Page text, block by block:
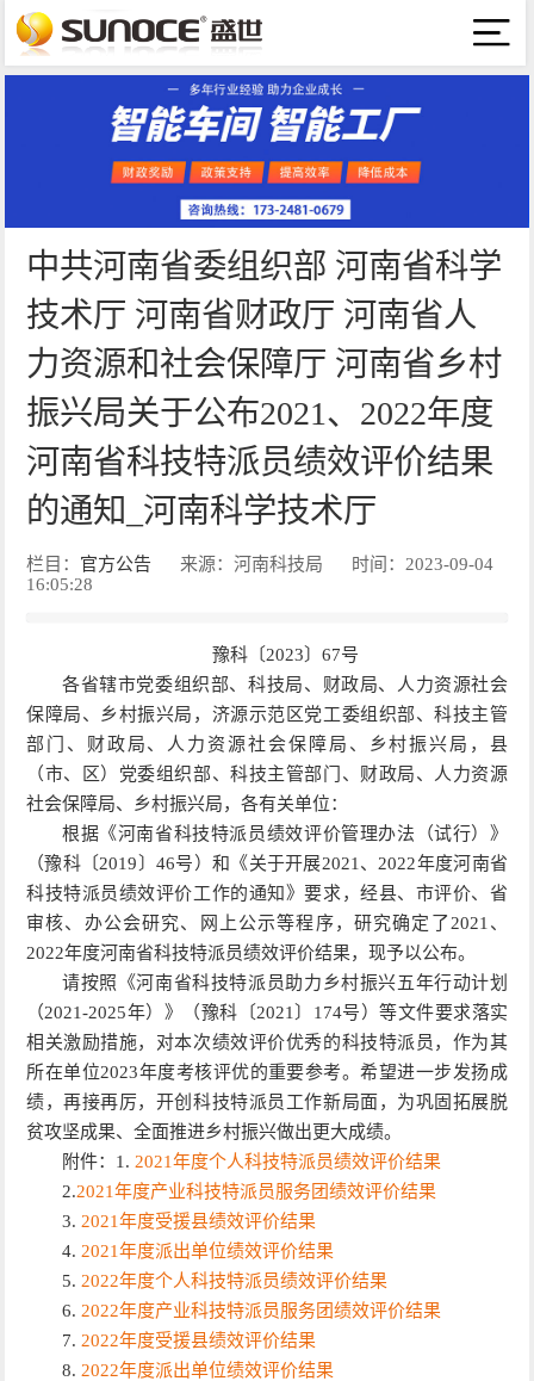
中共河南省委组织部 河南省科学
技术厅 河南省财政厅 河南省人
力资源和社会保障厅 河南省乡村
振兴局关于公布2021、2022年度
河南省科技特派员绩效评价结果
的通知_河南科学技术厅
栏目： 官方公告 来源：河南科技局
时间：2023-09-04
16:05:28
豫科〔2023〕67号
各省辖市党委组织部、科技局、财政局、人力资源社会
保障局、乡村振兴局，济源示范区党工委组织部、科技主管
部门、财政局、人力资源社会保障局、乡村振兴局，县
（市、区）党委组织部、科技主管部门、财政局、人力资源
社会保障局、乡村振兴局，各有关单位：
根据《河南省科技特派员绩效评价管理办法（试行）》
（豫科〔2019〕46号）和《关于开展2021、2022年度河南省
科技特派员绩效评价工作的通知》要求，经县、市评价、省
审核、办公会研究、网上公示等程序，研究确定了2021、
2022年度河南省科技特派员绩效评价结果，现予以公布。
请按照《河南省科技特派员助力乡村振兴五年行动计划
（2021-2025年）》（豫科〔2021〕174号）等文件要求落实
相关激励措施，对本次绩效评价优秀的科技特派员，作为其
所在单位2023年度考核评优的重要参考。希望进一步发扬成
绩，再接再厉，开创科技特派员工作新局面，为巩固拓展脱
贫攻坚成果、全面推进乡村振兴做出更大成绩。
附件：1. 2021年度个人科技特派员绩效评价结果
2.2021年度产业科技特派员服务团绩效评价结果
3. 2021年度受援县绩效评价结果
4. 2021年度派出单位绩效评价结果
5. 2022年度个人科技特派员绩效评价结果
6. 2022年度产业科技特派员服务团绩效评价结果
7. 2022年度受援县绩效评价结果
8. 2022年度派出单位绩效评价结果